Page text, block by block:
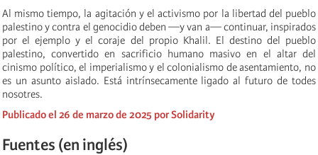
Al mismo tiempo, la agitación y el activismo por la libertad del pueblo
palestino y contra el genocidio deben —y van a— continuar, inspirados
por el ejemplo y el coraje del propio Khalil. El destino del pueblo
palestino, convertido en sacrificio humano masivo en el altar del
cinismo político, el imperialismo y el colonialismo de asentamiento, no
es un asunto aislado. Está intrínsecamente ligado al futuro de todes
nosotres.
Publicado el 26 de marzo de 2025 por Solidarity
Fuentes (en inglés)